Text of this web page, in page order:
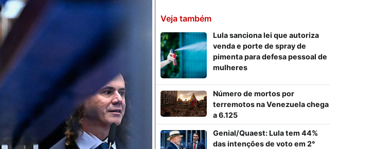
Veja também
Lula sanciona lei que autoriza
venda e porte de spray de
pimenta para defesa pessoal de
mulheres
Número de mortos por
terremotos na Venezuela chega
a 6.125
Genial/Quaest: Lula tem 44%
das intenções de voto em 2°